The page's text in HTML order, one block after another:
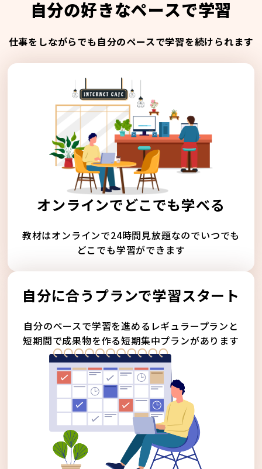
自分の好きなペースで学習
仕事をしながらでも自分のペースで学習を続けられます
オンラインでどこでも学べる
教材はオンラインで24時間見放題なのでいつでも
どこでも学習ができます
自分に合うプランで学習スタート
自分のペースで学習を進めるレギュラープランと
短期間で成果物を作る短期集中プランがあります